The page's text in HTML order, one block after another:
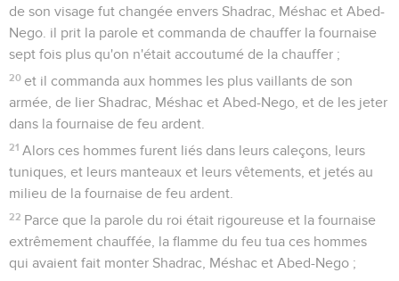
de son visage fut changée envers Shadrac, Méshac et Abed-
Nego. il prit la parole et commanda de chauffer la fournaise
sept fois plus qu'on n'était accoutumé de la chauffer ;
20 et il commanda aux hommes les plus vaillants de son
armée, de lier Shadrac, Méshac et Abed-Nego, et de les jeter
dans la fournaise de feu ardent.
21 Alors ces hommes furent liés dans leurs caleçons, leurs
tuniques, et leurs manteaux et leurs vêtements, et jetés au
milieu de la fournaise de feu ardent.
22 Parce que la parole du roi était rigoureuse et la fournaise
extrêmement chauffée, la flamme du feu tua ces hommes
qui avaient fait monter Shadrac, Méshac et Abed-Nego ;